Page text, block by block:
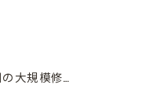
頼れる神奈川の大規模修繕サポート